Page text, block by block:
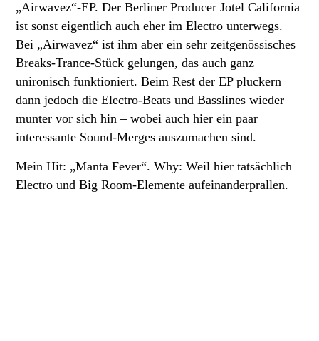
„Airwavez“-EP. Der Berliner Producer Jotel California
ist sonst eigentlich auch eher im Electro unterwegs.
Bei „Airwavez“ ist ihm aber ein sehr zeitgenössisches
Breaks-Trance-Stück gelungen, das auch ganz
unironisch funktioniert. Beim Rest der EP pluckern
dann jedoch die Electro-Beats und Basslines wieder
munter vor sich hin – wobei auch hier ein paar
interessante Sound-Merges auszumachen sind.
Mein Hit: „Manta Fever“. Why: Weil hier tatsächlich
Electro und Big Room-Elemente aufeinanderprallen.